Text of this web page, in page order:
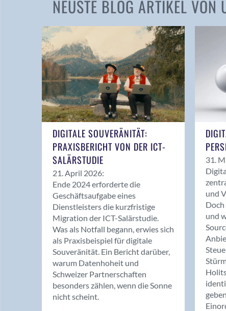
NEUSTE BLOG ARTIKEL VON
DIGITALE SOUVERÄNITÄT:
PRAXISBERICHT VON DER ICT-
SALÄRSTUDIE
21. April 2026:
Ende 2024 erforderte die
Geschäftsaufgabe eines
Dienstleisters die kurzfristige
Migration der ICT-Salärstudie.
Was als Notfall begann, erwies sich
als Praxisbeispiel für digitale
Souveränität. Ein Bericht darüber,
warum Datenhoheit und
Schweizer Partnerschaften
besonders zählen, wenn die Sonne
nicht scheint.
31.
und
und